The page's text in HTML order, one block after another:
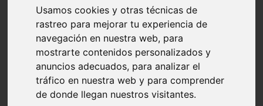
Usamos cookies y otras técnicas de
rastreo para mejorar tu experiencia de
navegación en nuestra web, para
mostrarte contenidos personalizados y
anuncios adecuados, para analizar el
tráfico en nuestra web y para comprender
de donde llegan nuestros visitantes.
carmen
category
destinos
gijon
lanzarote
live
monumentos
naturaleza
san
tenerife